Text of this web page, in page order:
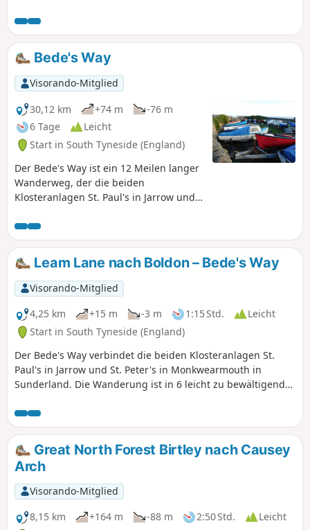
Blick auf das Gebiet, in dem einst Kohlebergwerke zu sehen
waren, darunter die von Kibblesworth und Bewicke Main.
Bede's Way
Visorando-Mitglied
30,12 km
+74 m
-76 m
6 Tage
Leicht
Start in South Tyneside (England)
Der Bede's Way ist ein 12 Meilen langer
Wanderweg, der die beiden
Klosteranlagen St. Paul's in Jarrow und
Sunderland verbindet. Die Wanderung
ist in 6 leicht zu bewältigende
Abschnitte unterteilt, die einzeln oder
alle zusammen gewandert werden
können. Warum also nicht den Spuren
der Pilger folgen und das religiöse Erbe
des Nordostens erkunden?
Leam Lane nach Boldon – Bede's Way
Visorando-Mitglied
4,25 km
+15 m -3 m 1:15 Std.
Leicht
Start in South Tyneside (England)
Der Bede's Way verbindet die beiden Klosteranlagen St.
Paul's in Jarrow und St. Peter's in Monkwearmouth in
Sunderland. Die Wanderung ist in 6 leicht zu bewältigende
gewandert werden können. Warum also nicht in die
Fußstapfen der Pilger treten und das religiöse Erbe des
Nordostens erkunden? Der zweite Abschnitt beginnt in
Leam Lane und endet in Boldon, wo er dem River Don Path
folgt.
Great North Forest Birtley nach Causey
Arch
Visorando-Mitglied
8,15 km
+164 m -88 m 2:50 Std.
Leicht